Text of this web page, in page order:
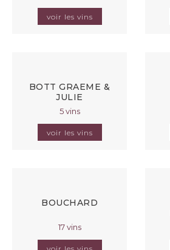
voir les vins
BOTT GRAEME &
JULIE
5 vins
voir les vins
BOUCHARD
17 vins